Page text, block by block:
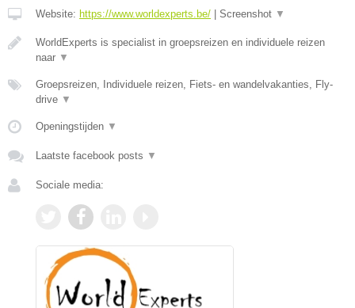
Website: https://www.worldexperts.be/ Screenshot ▼
WorldExperts is specialist in groepsreizen en individuele reizen
naar ▼
Groepsreizen, Individuele reizen, Fiets- en wandelvakanties, Fly-
drive ▼
Openingstijden ▼
Laatste facebook posts ▼
Sociale media: